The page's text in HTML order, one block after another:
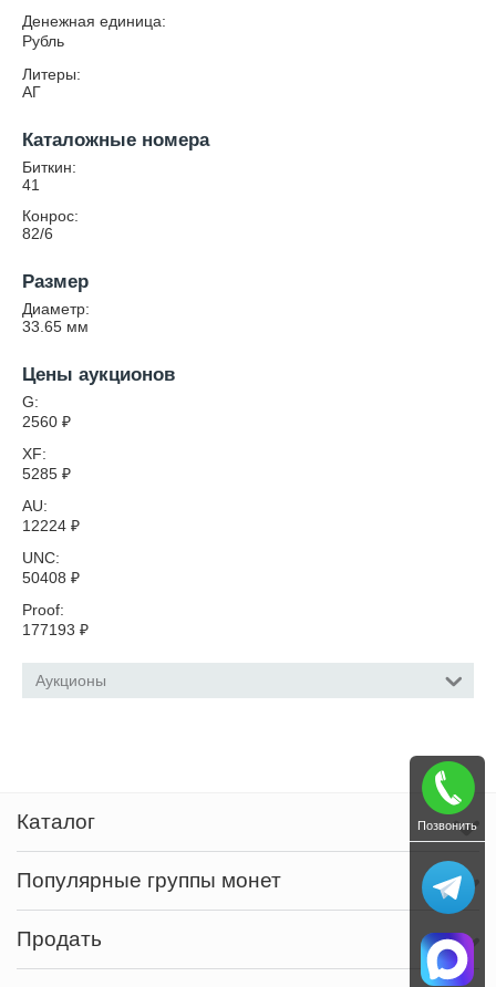
Денежная единица:
Рубль
Литеры:
АГ
Каталожные номера
Биткин:
41
Конрос:
82/6
Размер
Диаметр:
33.65 мм
Цены аукционов
G:
2560 ₽
XF:
5285 ₽
AU:
12224 ₽
UNC:
50408 ₽
Proof:
177193 ₽
Аукционы
Каталог
Популярные группы монет
Продать
Позвонить